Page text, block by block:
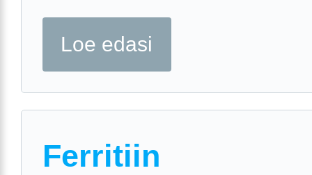
Loe edasi
Ferritiin